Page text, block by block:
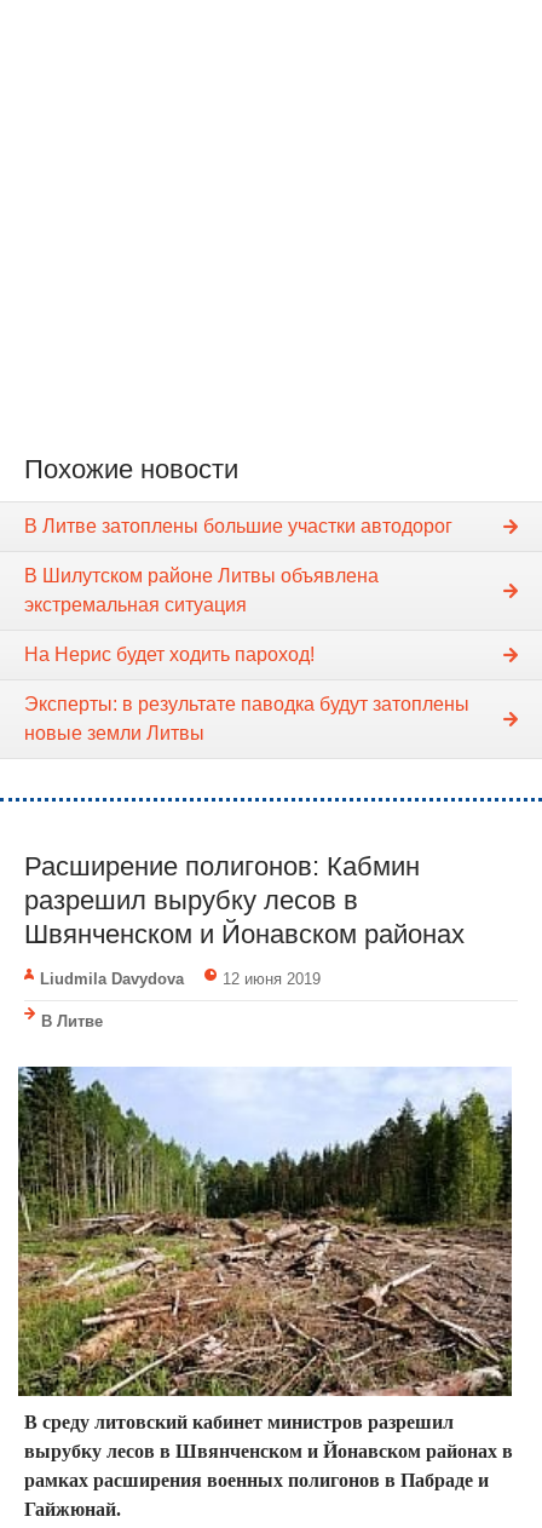
Похожие новости
В Литве затоплены большие участки автодорог
В Шилутском районе Литвы объявлена
экстремальная ситуация
На Нерис будет ходить пароход!
Эксперты: в результате паводка будут затоплены
новые земли Литвы
Расширение полигонов: Кабмин
разрешил вырубку лесов в
Швянченском и Йонавском районах
Liudmila Davydova 12 июня 2019
В Литве
В среду литовский кабинет министров разрешил
вырубку лесов в Швянченском и Йонавском районах в
рамках расширения военных полигонов в Пабраде и
Гайжюнай.